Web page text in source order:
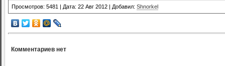
Просмотров: 5481 | Дата: 22 Авг 2012 | Добавил: Shnorkel
Комментариев нет